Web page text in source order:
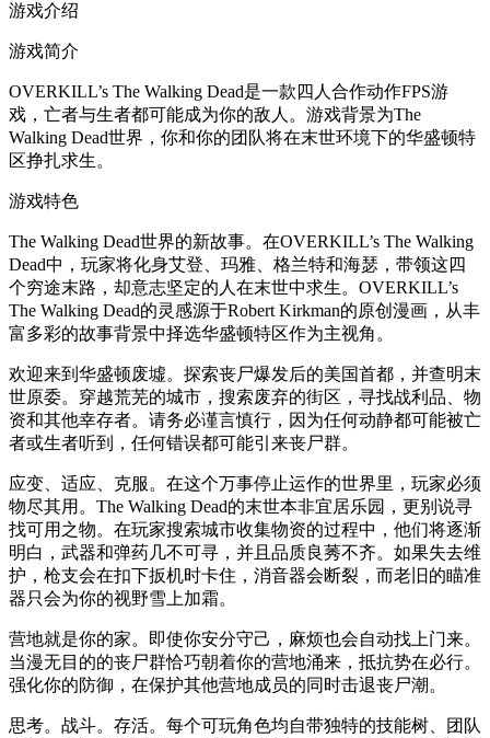
游戏介绍
游戏简介
OVERKILL’s The Walking Dead是一款四人合作动作FPS游
戏，亡者与生者都可能成为你的敌人。游戏背景为The
Walking Dead世界，你和你的团队将在末世环境下的华盛顿特
区挣扎求生。
游戏特色
The Walking Dead世界的新故事。在OVERKILL’s The Walking
Dead中，玩家将化身艾登、玛雅、格兰特和海瑟，带领这四
个穷途末路，却意志坚定的人在末世中求生。OVERKILL’s
The Walking Dead的灵感源于Robert Kirkman的原创漫画，从丰
富多彩的故事背景中择选华盛顿特区作为主视角。
欢迎来到华盛顿废墟。探索丧尸爆发后的美国首都，并查明末
世原委。穿越荒芜的城市，搜索废弃的街区，寻找战利品、物
资和其他幸存者。请务必谨言慎行，因为任何动静都可能被亡
者或生者听到，任何错误都可能引来丧尸群。
应变、适应、克服。在这个万事停止运作的世界里，玩家必须
物尽其用。The Walking Dead的末世本非宜居乐园，更别说寻
找可用之物。在玩家搜索城市收集物资的过程中，他们将逐渐
明白，武器和弹药几不可寻，并且品质良莠不齐。如果失去维
护，枪支会在扣下扳机时卡住，消音器会断裂，而老旧的瞄准
器只会为你的视野雪上加霜。
营地就是你的家。即使你安分守己，麻烦也会自动找上门来。
当漫无目的的丧尸群恰巧朝着你的营地涌来，抵抗势在必行。
强化你的防御，在保护其他营地成员的同时击退丧尸潮。
思考。战斗。存活。每个可玩角色均自带独特的技能树、团队